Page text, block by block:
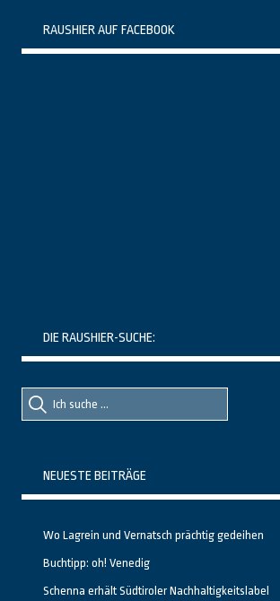
RAUSHIER AUF FACEBOOK
DIE RAUSHIER-SUCHE:
Suche
nach::
Suche
nach:
NEUESTE BEITRÄGE
Wo Lagrein und Vernatsch prächtig gedeihen
Buchtipp: oh! Venedig
Schenna erhält Südtiroler Nachhaltigkeitslabel